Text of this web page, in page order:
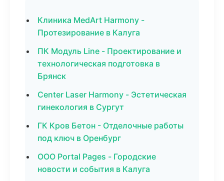
Клиника MedArt Harmony -
Протезирование в Калуга
ПК Модуль Line - Проектирование и
технологическая подготовка в
Брянск
Center Laser Harmony - Эстетическая
гинекология в Сургут
ГК Кров Бетон - Отделочные работы
под ключ в Оренбург
ООО Portal Pages - Городские
новости и события в Калуга